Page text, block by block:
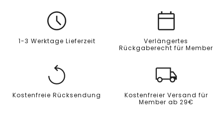
1-3 Werktage Lieferzeit
Verlängertes
Rückgaberecht für Member
Kostenfreie Rücksendung
Kostenfreier Versand für
Member ab 29€